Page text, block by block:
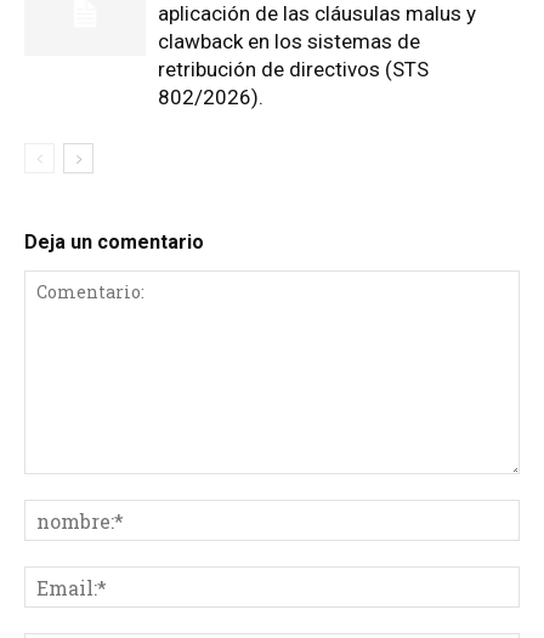
aplicación de las cláusulas malus y
clawback en los sistemas de
retribución de directivos (STS
802/2026).
Deja un comentario